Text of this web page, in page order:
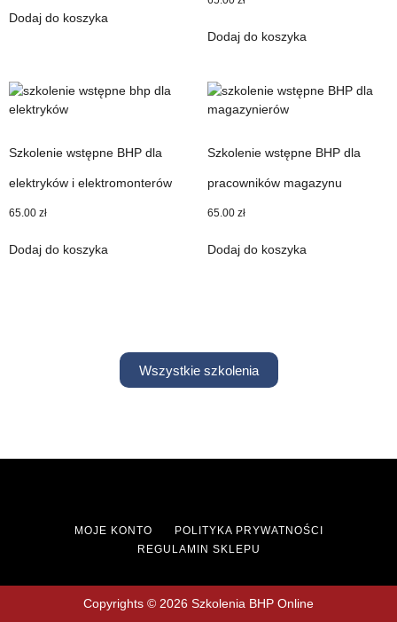
Dodaj do koszyka
Dodaj do koszyka
Szkolenie wstępne BHP dla
elektryków i elektromonterów
65.00 zł
Dodaj do koszyka
Szkolenie wstępne BHP dla
pracowników magazynu
65.00 zł
Dodaj do koszyka
Wszystkie szkolenia
MOJE KONTO
POLITYKA PRYWATNOŚCI
REGULAMIN SKLEPU
Copyrights © 2026 Szkolenia BHP Online